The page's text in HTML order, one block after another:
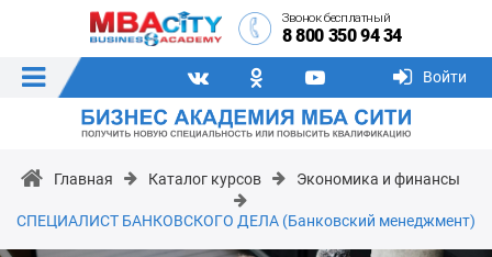
Звонок бесплатный
8 800 350 94 34
Войти
Главная Каталог курсов Экономика и финансы
СПЕЦИАЛИСТ БАНКОВСКОГО ДЕЛА (Банковский менеджмент)